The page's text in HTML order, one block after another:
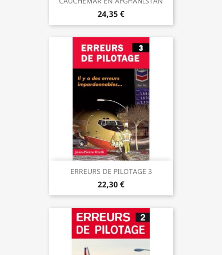
24,35 €
ERREURS DE PILOTAGE 3
22,30 €